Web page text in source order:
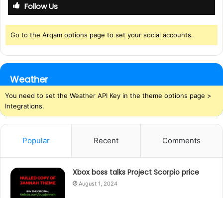
Follow Us
Go to the Arqam options page to set your social accounts.
Weather
You need to set the Weather API Key in the theme options page >
Integrations.
Popular Recent Comments
Xbox boss talks Project Scorpio price
August 1, 2024